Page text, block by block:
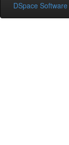
DSpace Software